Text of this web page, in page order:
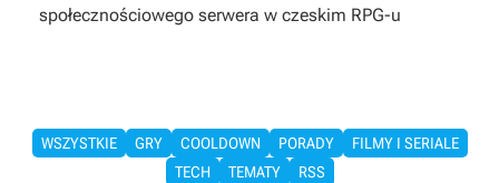
społecznościowego serwera w czeskim RPG-u
WSZYSTKIE GRY COOLDOWN PORADY
FILMY I SERIALE
TECH
TEMATY RSS